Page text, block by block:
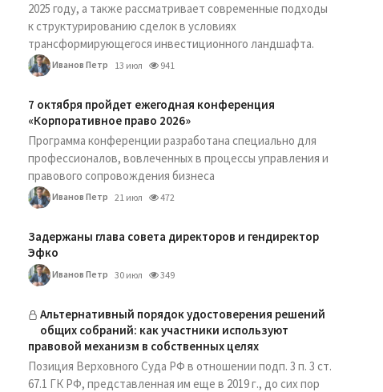
2025 году, а также рассматривает современные подходы
к структурированию сделок в условиях
трансформирующегося инвестиционного ландшафта.
Иванов Петр 13 июл 941
7 октября пройдет ежегодная конференция
«Корпоративное право 2026»
Программа конференции разработана специально для
профессионалов, вовлеченных в процессы управления и
правового сопровождения бизнеса
Иванов Петр 21 июл 472
Задержаны глава совета директоров и гендиректор
Эфко
Иванов Петр 30 июл 349
Альтернативный порядок удостоверения решений
общих собраний: как участники используют
правовой механизм в собственных целях
Позиция Верховного Суда РФ в отношении подп. 3 п. 3 ст.
67.1 ГК РФ, представленная им еще в 2019 г., до сих пор